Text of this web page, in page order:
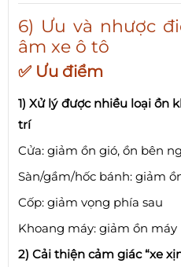
6) Ưu và nhược
âm xe ô tô
✅ Ưu điểm
1) Xử lý được nhiều loại ồn
trí
Cửa: giảm ồn gió, ồn bên
Sàn/gầm/hốc bánh: giảm
Cốp: giảm vọng phía sau
Khoang máy: giảm ồn máy
2) Cải thiện cảm giác “xe